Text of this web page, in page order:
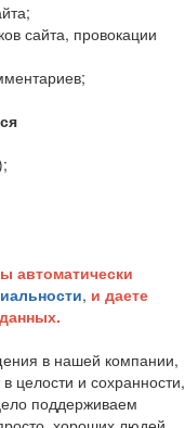
сайта, провокации
автоматически
, и даете
в нашей компании,
целости и сохранности,
поддерживаем